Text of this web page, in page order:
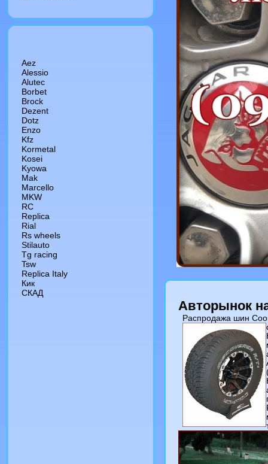
Aez
Alessio
Alutec
Borbet
Brock
Dezent
Dotz
Enzo
Kfz
Kormetal
Kosei
Kyowa
Mak
Marcello
MKW
RC
Replica
Rial
Rs wheels
Stilauto
Tg racing
Tsw
Replica Italy
Кик
СКАД
Авторынок
Распродажа шин